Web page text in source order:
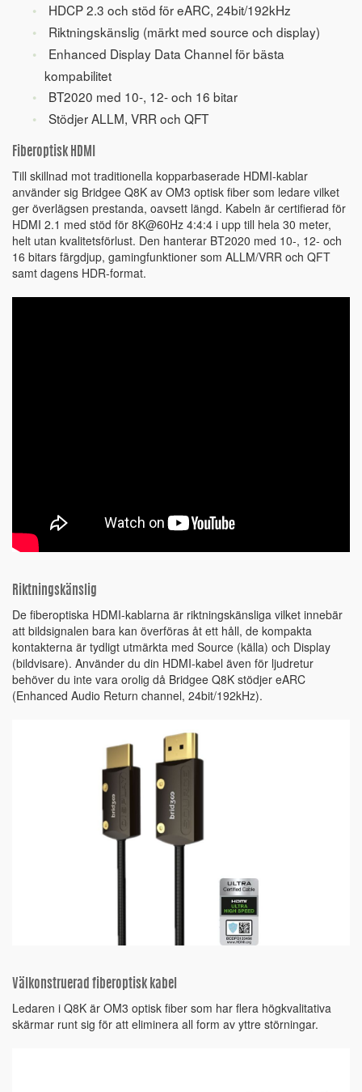
HDCP 2.3 och stöd för eARC, 24bit/192kHz
Riktningskänslig (märkt med source och display)
Enhanced Display Data Channel för bästa
kompabilitet
BT2020 med 10-, 12- och 16 bitar
Stödjer ALLM, VRR och QFT
Fiberoptisk HDMI
Till skillnad mot traditionella kopparbaserade HDMI-kablar
använder sig Bridgee Q8K av OM3 optisk fiber som ledare vilket
ger överlägsen prestanda, oavsett längd. Kabeln är certifierad för
HDMI 2.1 med stöd för 8K@60Hz 4:4:4 i upp till hela 30 meter,
helt utan kvalitetsförlust. Den hanterar BT2020 med 10-, 12- och
16 bitars färgdjup, gamingfunktioner som ALLM/VRR och QFT
samt dagens HDR-format.
Riktningskänslig
De fiberoptiska HDMI-kablarna är riktningskänsliga vilket innebär
att bildsignalen bara kan överföras åt ett håll, de kompakta
kontakterna är tydligt utmärkta med Source (källa) och Display
(bildvisare). Använder du din HDMI-kabel även för ljudretur
behöver du inte vara orolig då Bridgee Q8K stödjer eARC
(Enhanced Audio Return channel, 24bit/192kHz).
Välkonstruerad fiberoptisk kabel
Ledaren i Q8K är OM3 optisk fiber som har flera högkvalitativa
skärmar runt sig för att eliminera all form av yttre störningar.